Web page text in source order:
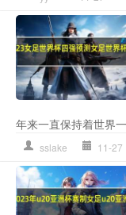
年来一直保持着世界
sslake 11-27